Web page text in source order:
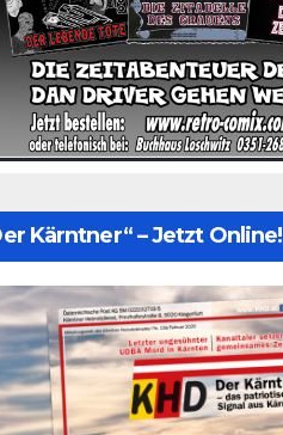
Kärntner“ – Jetzt Online!